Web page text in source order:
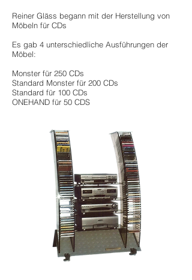
Reiner Gläss begann mit der Herstellung von
Möbeln für CDs
Es gab 4 unterschiedliche Ausführungen der
Möbel:
Monster für 250 CDs
Standard Monster für 200 CDs
Standard für 100 CDs
ONEHAND für 50 CDS